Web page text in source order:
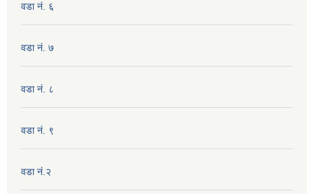
वडा नं. ६
वडा नं. ७
वडा नं. ८
वडा नं. ९
वडा नं.२